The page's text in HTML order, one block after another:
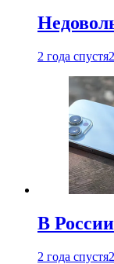
2 года спустя
В
2 года спустя